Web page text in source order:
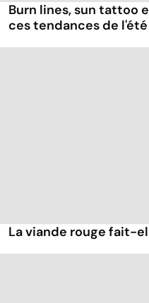
Burn lines, sun tattoo
ces tendances de
La viande rouge fait-